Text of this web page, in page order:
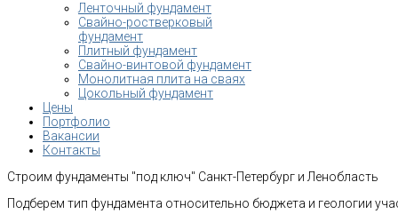
Ленточный фундамент
Свайно-ростверковый
фундамент
Плитный фундамент
Свайно-винтовой фундамент
Монолитная плита на сваях
Цокольный фундамент
Цены
Портфолио
Вакансии
Контакты
Строим фундаменты "под ключ" Санкт-Петербург и Ленобласть
Подберем тип фундамента относительно бюджета и геологии